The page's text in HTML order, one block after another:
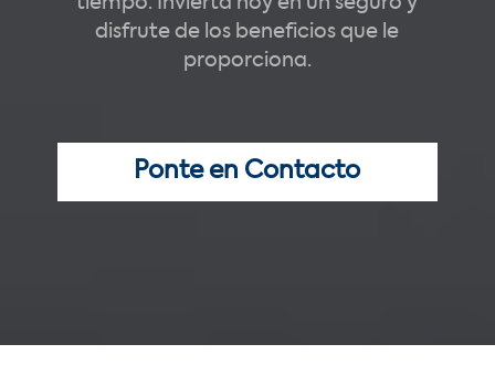
disfrute de los beneficios que le
proporciona.
Ponte en Contacto